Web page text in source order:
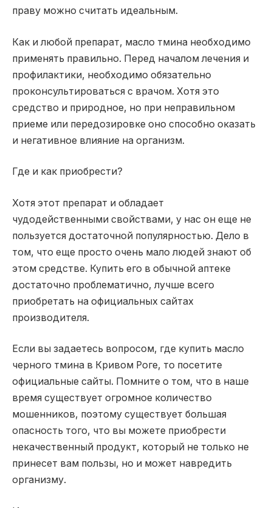
праву можно считать идеальным.
Как и любой препарат, масло тмина необходимо
применять правильно. Перед началом лечения и
профилактики, необходимо обязательно
проконсультироваться с врачом. Хотя это
средство и природное, но при неправильном
приеме или передозировке оно способно оказать
и негативное влияние на организм.
Где и как приобрести?
Хотя этот препарат и обладает
чудодейственными свойствами, у нас он еще не
пользуется достаточной популярностью. Дело в
том, что еще просто очень мало людей знают об
этом средстве. Купить его в обычной аптеке
достаточно проблематично, лучше всего
приобретать на официальных сайтах
производителя.
Если вы задаетесь вопросом, где купить масло
черного тмина в Кривом Роге, то посетите
официальные сайты. Помните о том, что в наше
время существует огромное количество
мошенников, поэтому существует большая
опасность того, что вы можете приобрести
некачественный продукт, который не только не
принесет вам пользы, но и может навредить
организму.